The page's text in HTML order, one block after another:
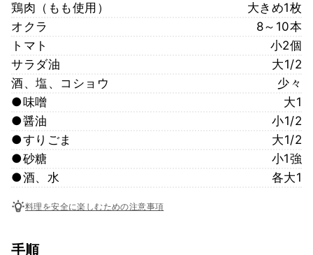
鶏肉（もも使用）
大きめ1枚
オクラ
8～10本
トマト
小2個
サラダ油
大1/2
酒、塩、コショウ
少々
●味噌
大1
●醤油
小1/2
●すりごま
大1/2
●砂糖
小1強
●酒、水
各大1
料理を安全に楽しむための注意事項
手順